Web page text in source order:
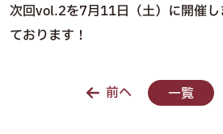
次回vol.2を7月11日（土）に開催し
ております！
前へ 一覧